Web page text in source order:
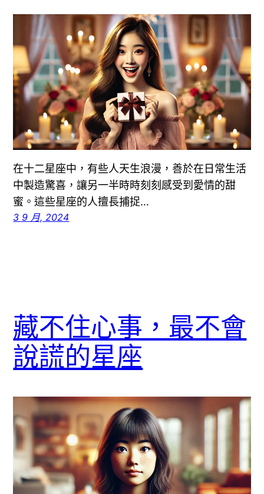
在十二星座中，有些人天生浪漫，善於在日常生活
中製造驚喜，讓另一半時時刻刻感受到愛情的甜
蜜。這些星座的人擅長捕捉…
3 9 月, 2024
藏不住心事，最不會
說謊的星座